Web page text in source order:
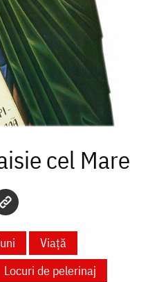
cel Mare
Viață
Locuri de pelerinaj